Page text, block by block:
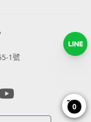
1號
Youtube page
0